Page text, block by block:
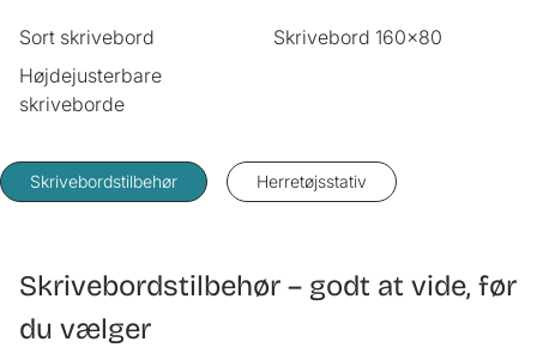
Sort skrivebord
Skrivebord 160x80
Højdejusterbare
skriveborde
Skrivebordstilbehør Herretøjsstativ
Skrivebordstilbehør – godt at vide, før
du vælger